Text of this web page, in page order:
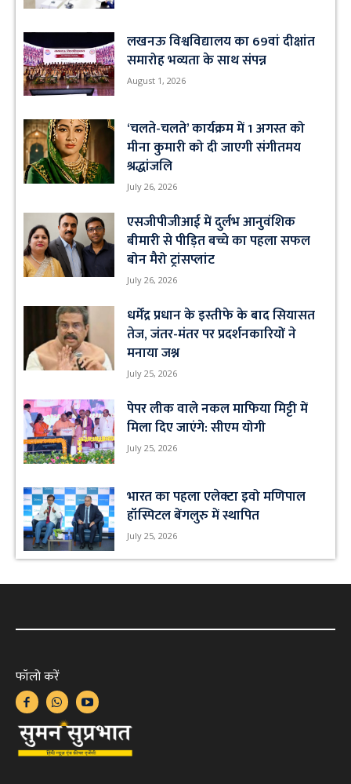
लखनऊ विश्वविद्यालय का 69वां दीक्षांत
समारोह भव्यता के साथ संपन्न
August 1, 2026
‘चलते-चलते’ कार्यक्रम में 1 अगस्त को
मीना कुमारी को दी जाएगी संगीतमय
श्रद्धांजलि
July 26, 2026
एसजीपीजीआई में दुर्लभ आनुवंशिक
बीमारी से पीड़ित बच्चे का पहला सफल
बोन मैरो ट्रांसप्लांट
July 26, 2026
धर्मेंद्र प्रधान के इस्तीफे के बाद सियासत
तेज, जंतर-मंतर पर प्रदर्शनकारियों ने
मनाया जश्न
July 25, 2026
पेपर लीक वाले नकल माफिया मिट्टी में
मिला दिए जाएंगे: सीएम योगी
July 25, 2026
भारत का पहला एलेक्टा इवो मणिपाल
हॉस्पिटल बेंगलुरु में स्थापित
July 25, 2026
फॉलो करें